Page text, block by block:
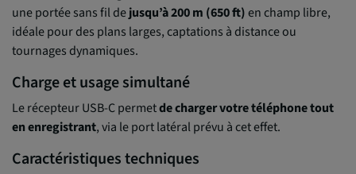
une portée sans fil dejusqu’à 200 m (650 ft)en champ libre,
idéale pour des plans larges, captations à distance ou
tournages dynamiques.
Charge et usage simultané
Le récepteur USB-C permetde charger votre téléphone tout
en enregistrant, via le port latéral prévu à cet effet.
Caractéristiques techniques